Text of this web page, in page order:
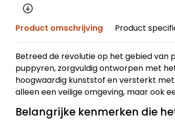
Product omschrijving Product
Betreed de revolutie op het gebied van
puppyren, zorgvuldig ontworpen met
hoogwaardig kunststof en versterkt
alleen een veilige omgeving, maar ook
Belangrijke kenmerken die